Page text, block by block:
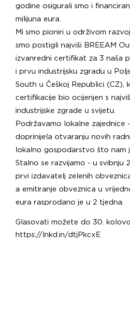
godine osigurali smo i
milijuna eura.
Mi smo pioniri u održivom
smo postigli najviši BREEAM
izvanredni certifikat za 3 naša
i prvu industrijsku zgradu u
South u Češkoj Republici (CZ),
certifikacije bio ocijenjen s
industrijske zgrade u svijetu.
Podržavamo lokalne zajednice
doprinijela otvaranju novih
lokalno gospodarstvo što nam
Stalno se razvijamo - u svibnju
prvi izdavatelj zelenih
a emitiranje obveznica u
eura rasprodano je u 2 tjedna.
Glasovati možete do 30.
https://lnkd.in/dtjPkcxE